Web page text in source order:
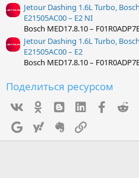
Jetour Dashing 1.6L Turbo,
E21505AC00 – E2 NI
Bosch MED17.8.10 –
Jetour Dashing 1.6L Turbo,
E21505AC00 – E2
Bosch MED17.8.10 –
Поделиться ресурсом
Ok mes_blogger
Linked In
Google Yahoo Evernote